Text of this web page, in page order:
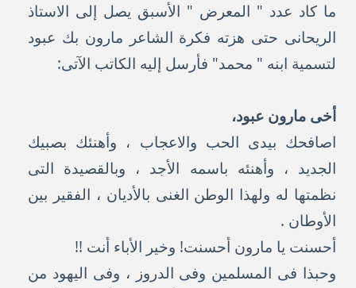
ما كاد عدد " المعرض " الأسبق يصل إلى الاستاذ
الريحانى حتى هزته فكرة الشاعر مارون بك عبود
لتسمية ابنه " محمد" فأرسل إليه الكاتب الآتى:
أخى مارون عبود،
اصافحك بيدى الحب والاعجاب ، وأهنئك بصبيك
الجديد ، وأهنئه باسمه الأجد ، وبالقصيدة التى
نظمتها له ولهذا الوطن الغنى بالأديان ، الفقير بين
الأوطان .
أحسنت يا مارون أحسنت! وخير الأباء أنت !!
وحبذا فى المسلمين وفى الدروز ، وفى اليهود من